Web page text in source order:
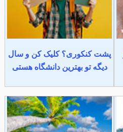
پشت کنکوری؟ کلیک کن و سال
دیگه تو بهترین دانشگاه هستی